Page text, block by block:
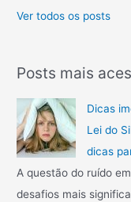
Ver todos os posts
Posts mais
Dicas
Lei do
dicas
A questão do ruído
desafios mais